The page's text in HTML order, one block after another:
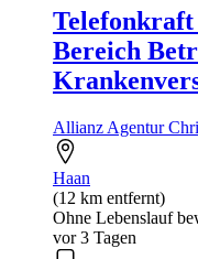
Bereich
Allianz Agentur
Haan
(12 km entfernt)
Ohne Lebenslauf
vor 3 Tagen